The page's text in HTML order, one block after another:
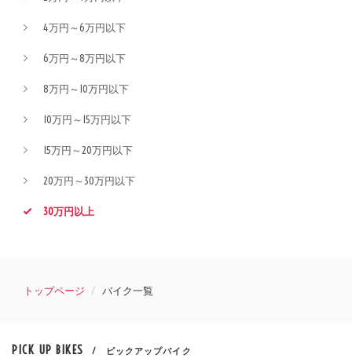
4万円～6万円以下
6万円～8万円以下
8万円～10万円以下
10万円～15万円以下
15万円～20万円以下
20万円～30万円以下
30万円以上
トップページ バイク一覧
PICK UP BIKES / ピックアップバイク